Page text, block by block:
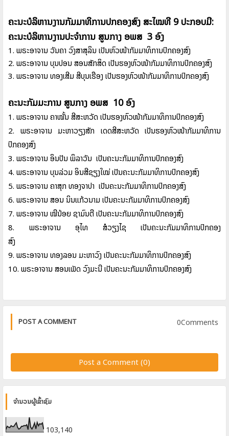
ຄະນະບໍລິຫານງານກັມມາທິການປົກຄອງສົງ ສະໄໝທີ 9 ປະກອບມີ:
ຄະນະບໍລິຫານງານປະຈຳການ ສູນກາງ ອພສ 3 ອົງ
1. ພຣະອາຈານ ວັນຄໍາ ວົງສາສຸລິນ ເປັນຫົວໜ້າກັມມາທິການປົກຄອງສົງ
2. ພຣະອາຈານ ບຸນປອນ ສອນສັກສິດ ເປັນຮອງຫົວໜ້າກັມມາທິການປົກຄອງສົງ
3. ພຣະອາຈານ ທອງເສີມ ສີບຸນເຮືອງ ເປັນຮອງຫົວໜ້າກັມມາທິການປົກຄອງສົງ
ຄະນະກັມມະການ ສູນກາງ ອພສ 10 ອົງ
1. ພຣະອາຈານ ຄໍາໝັ້ນ ສີສະຫວັດ ເປັນຮອງຫົວໜ້າກັມມາທິການປົກຄອງສົງ
2. ພຣະອາຈານ ມະຫາວຽງສັກ ເດດສີສະຫວັດ ເປັນຮອງຫົວໜ້າກັມມາທິການ
ປົກຄອງສົງ
3. ພຣະອາຈານ ອິນປັນ ພິລາວັນ ເປັນຄະນະກັມມາທິການປົກຄອງສົງ
4. ພຣະອາຈານ ບຸນລ່ວມ ອິນສີຊຽງໃໝ່ເປັນຄະນະກັມມາທິການປົກຄອງສົງ
5. ພຣະອາຈານ ຄຳສຸກ ທອງຈຳປາ ເປັນຄະນະກັມມາທິການປົກຄອງສົງ
6. ພຣະອາຈານ ສອນ ນິນແກ້ວນາມ ເປັນຄະນະກັມມາທິການປົກຄອງສົງ
7. ພຣະອາຈານ ໝີນ້ອຍ ຊາມົນຕີເປັນຄະນະກັມມາທິການປົກຄອງສົງ
8. ພຣະອາຈານ
ອຸໄທ ສໍວຽງໄຊ
ເປັນຄະນະກັມມາທິການປົກຄອງ
ສົງ
9. ພຣະອາຈານ ທອງລອນ ມະຫາວົງ ເປັນຄະນະກັມມາທິການປົກຄອງສົງ
10. ພຣະອາຈານ ສອນເພັດ ວົງມະນີເປັນຄະນະກັມມາທິການປົກຄອງສົງ
POST A COMMENT 0Comments
Post a Comment (0)
ຈຳນວນຜູ້ເຂົ້າຊົມ
103,140